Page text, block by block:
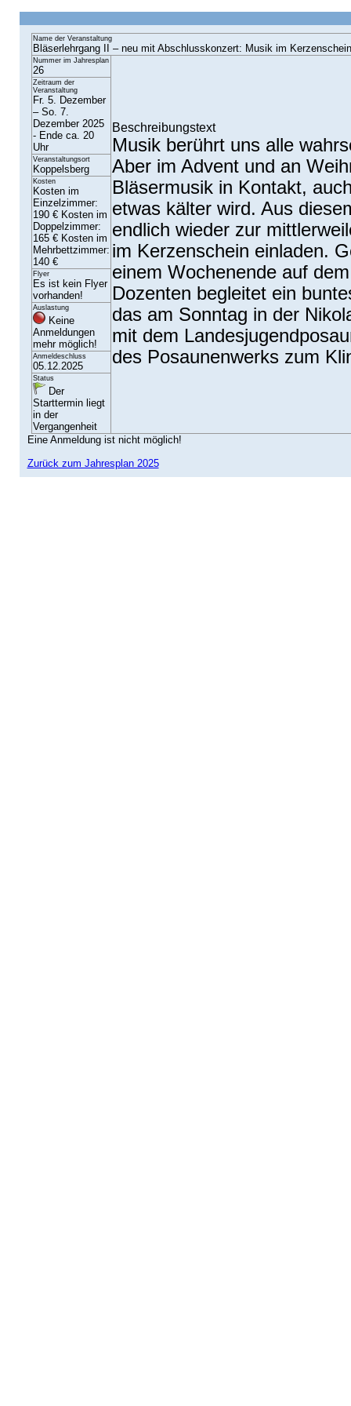
Name der Veranstaltung
Bläserlehrgang II – neu mit Abschlusskonzert: Musik im Kerzenschein
Nummer im Jahresplan
26
Beschreibungstext
Musik berührt uns alle
Aber im Advent und an
Bläsermusik in Kontakt,
etwas kälter wird. Aus
endlich wieder zur
im Kerzenschein einladen.
einem Wochenende auf
Dozenten begleitet ein
das am Sonntag in der
mit dem
des Posaunenwerks zum
Zeitraum der
Veranstaltung
Fr. 5. Dezember
– So. 7.
Dezember 2025
- Ende ca. 20
Uhr
Veranstaltungsort
Koppelsberg
Kosten
Kosten im
Einzelzimmer:
190 € Kosten im
Doppelzimmer:
165 € Kosten im
Mehrbettzimmer:
140 €
Flyer
Es ist kein Flyer
vorhanden!
Auslastung
Keine
Anmeldungen
mehr möglich!
Anmeldeschluss
05.12.2025
Status
Der
Starttermin liegt
in der
Vergangenheit
Eine Anmeldung ist nicht möglich!
Zurück zum Jahresplan 2025